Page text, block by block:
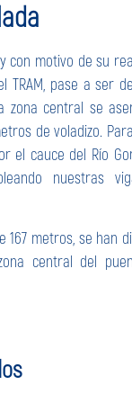
con motivo de su
TRAM, pase a ser
zona central se
de voladizo.
el cauce del Río
nuestras
metros, se han
central del